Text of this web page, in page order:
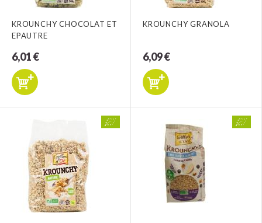
KROUNCHY CHOCOLAT ET
EPAUTRE
6,01 €
KROUNCHY GRANOLA
6,09 €